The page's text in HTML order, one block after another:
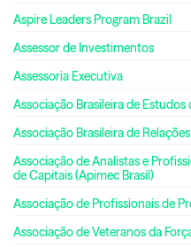
Aspire Leaders Program Brazil
Assessor de Investimentos
Assessoria Executiva
Associação Brasileira de Estudos
Associação Brasileira de
Associação de Analistas e
de Capitais (Apimec Brasil)
Associação de Profissionais de
Associação de Veteranos da